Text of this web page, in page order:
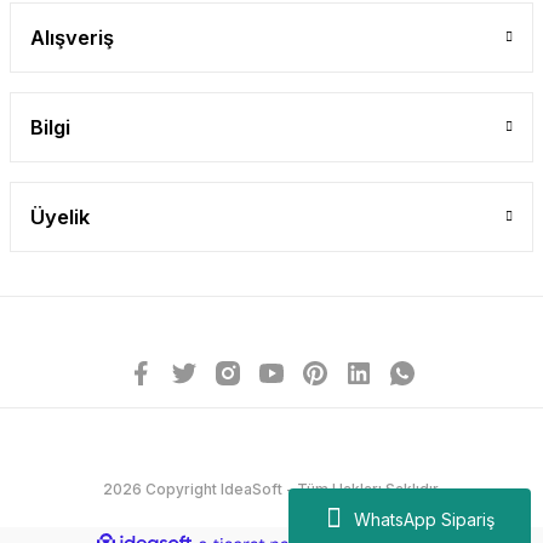
WhatsApp Sipariş
Alışveriş
Bilgi
Üyelik
2026 Copyright IdeaSoft - Tüm Hakları Saklıdır.